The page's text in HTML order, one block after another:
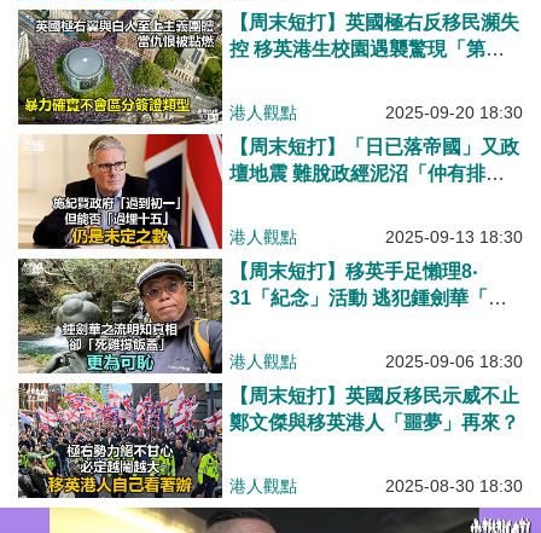
【周末短打】英國極右反移民瀕失
控 移英港生校園遇襲驚現「第一
港人觀點 2025-09-20 18:30
【周末短打】「日已落帝國」又政
壇地震 難脫政經泥沼「仲有排
港人觀點 2025-09-13 18:30
【周末短打】移英手足懶理8‧
31「紀念」活動 逃犯鍾劍華「死
港人觀點 2025-09-06 18:30
【周末短打】英國反移民示威不止
鄭文傑與移英港人「噩夢」再來？
港人觀點 2025-08-30 18:30